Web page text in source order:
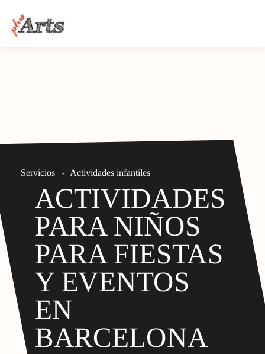
Servicios - Actividades infantiles
ACTIVIDADES
PARA NIÑOS
PARA FIESTAS
Y EVENTOS
EN
BARCELONA